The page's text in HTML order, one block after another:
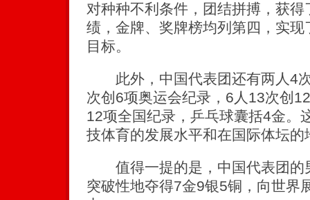
对种种不利条件，团结拼搏，获
绩，金牌、奖牌榜均列第四，实
目标。
此外，中国代表团还有两人4
次创6项奥运会纪录，6人13次创
12项全国纪录，乒乓球囊括4金。
技体育的发展水平和在国际体坛的
值得一提的是，中国代表团的
突破性地夺得7金9银5铜，向世界